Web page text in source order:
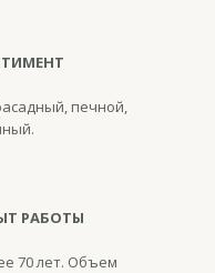
печной,
РАБОТЫ
70 лет. Объем